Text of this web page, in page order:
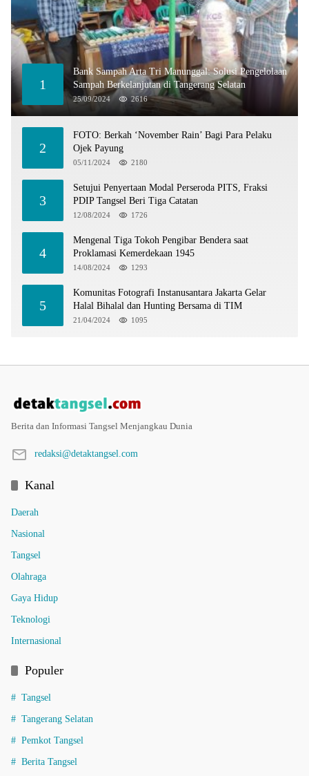
1
Bank Sampah Arta Tri Manunggal: Solusi Pengelolaan
Sampah Berkelanjutan di Tangerang Selatan
25/09/2024 2616
2
FOTO: Berkah ‘November Rain’ Bagi Para Pelaku
Ojek Payung
05/11/2024 2180
3
Setujui Penyertaan Modal Perseroda PITS, Fraksi
PDIP Tangsel Beri Tiga Catatan
12/08/2024 1726
4
Mengenal Tiga Tokoh Pengibar Bendera saat
Proklamasi Kemerdekaan 1945
14/08/2024 1293
5
Komunitas Fotografi Instanusantara Jakarta Gelar
Halal Bihalal dan Hunting Bersama di TIM
21/04/2024 1095
Berita dan Informasi Tangsel Menjangkau Dunia
redaksi@detaktangsel.com
Kanal
Daerah
Nasional
Tangsel
Olahraga
Gaya Hidup
Teknologi
Internasional
Populer
Tangsel
Tangerang Selatan
Pemkot Tangsel
Berita Tangsel